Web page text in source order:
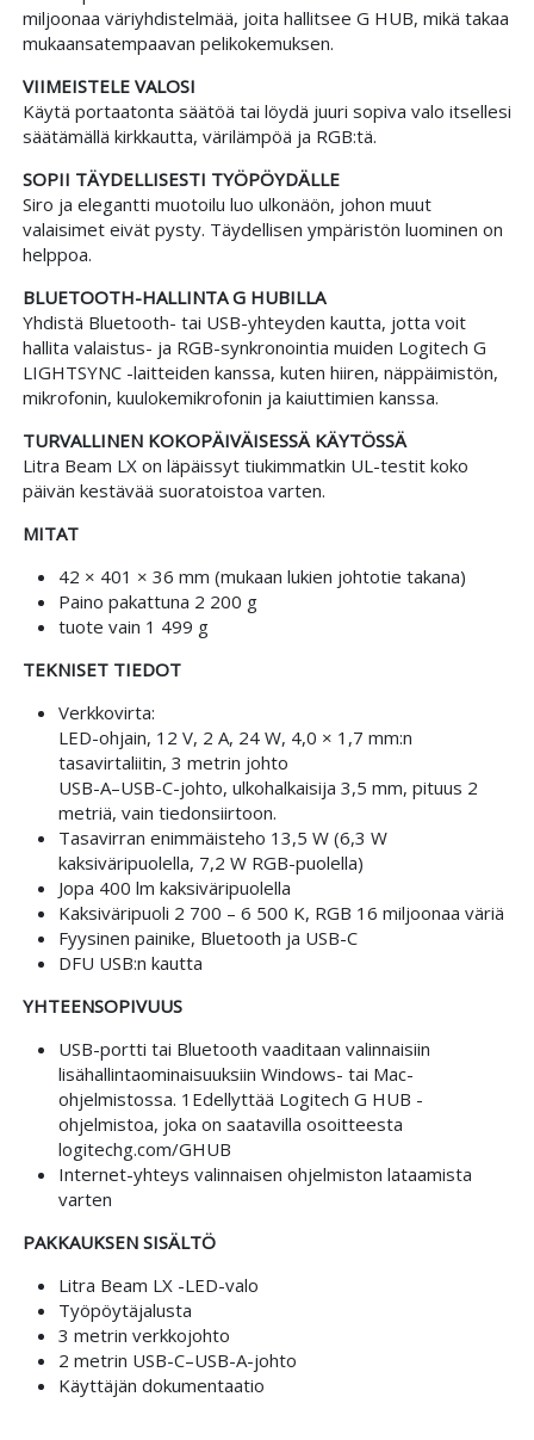
miljoonaa väriyhdistelmää, joita hallitsee G HUB, mikä takaa
mukaansatempaavan pelikokemuksen.
VIIMEISTELE VALOSI
Käytä portaatonta säätöä tai löydä juuri sopiva valo itsellesi
säätämällä kirkkautta, värilämpöä ja RGB:tä.
SOPII TÄYDELLISESTI TYÖPÖYDÄLLE
Siro ja elegantti muotoilu luo ulkonäön, johon muut
valaisimet eivät pysty. Täydellisen ympäristön luominen on
helppoa.
BLUETOOTH-HALLINTA G HUBILLA
Yhdistä Bluetooth- tai USB-yhteyden kautta, jotta voit
hallita valaistus- ja RGB-synkronointia muiden Logitech G
LIGHTSYNC -laitteiden kanssa, kuten hiiren, näppäimistön,
mikrofonin, kuulokemikrofonin ja kaiuttimien kanssa.
TURVALLINEN KOKOPÄIVÄISESSÄ KÄYTÖSSÄ
Litra Beam LX on läpäissyt tiukimmatkin UL-testit koko
päivän kestävää suoratoistoa varten.
MITAT
42 × 401 × 36 mm (mukaan lukien johtotie takana)
Paino pakattuna 2 200 g
tuote vain 1 499 g
TEKNISET TIEDOT
Verkkovirta:
LED-ohjain, 12 V, 2 A, 24 W, 4,0 × 1,7 mm:n
tasavirtaliitin, 3 metrin johto
USB-A–USB-C-johto, ulkohalkaisija 3,5 mm, pituus 2
metriä, vain tiedonsiirtoon.
Tasavirran enimmäisteho 13,5 W (6,3 W
kaksiväripuolella, 7,2 W RGB-puolella)
Jopa 400 lm kaksiväripuolella
Kaksiväripuoli 2 700 – 6 500 K, RGB 16 miljoonaa väriä
Fyysinen painike, Bluetooth ja USB-C
DFU USB:n kautta
YHTEENSOPIVUUS
USB-portti tai Bluetooth vaaditaan valinnaisiin
lisähallintaominaisuuksiin Windows- tai Mac-
ohjelmistossa. 1Edellyttää Logitech G HUB -
ohjelmistoa, joka on saatavilla osoitteesta
logitechg.com/GHUB
Internet-yhteys valinnaisen ohjelmiston lataamista
varten
PAKKAUKSEN SISÄLTÖ
Litra Beam LX -LED-valo
Työpöytäjalusta
3 metrin verkkojohto
2 metrin USB-C–USB-A-johto
Käyttäjän dokumentaatio